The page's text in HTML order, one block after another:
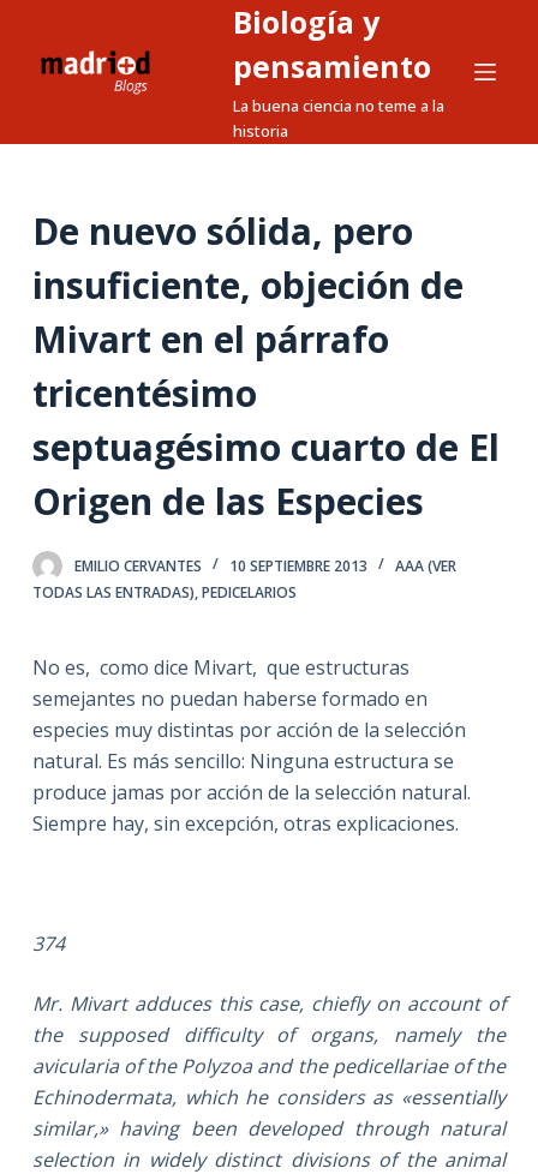
a
Biología y
pensamiento
La buena ciencia no teme a la
historia
De nuevo sólida, pero
insuficiente, objeción de
Mivart en el párrafo
tricentésimo
septuagésimo cuarto de El
Origen de las Especies
EMILIO CERVANTES 10 SEPTIEMBRE 2013
AAA (VER
TODAS LAS ENTRADAS),PEDICELARIOS
No es, como dice Mivart, que estructuras
semejantes no puedan haberse formado en
especies muy distintas por acción de la selección
natural. Es más sencillo: Ninguna estructura se
produce jamas por acción de la selección natural.
Siempre hay, sin excepción, otras explicaciones.
374
Mr. Mivart adduces this case, chiefly on account of
the supposed difficulty of organs, namely the
avicularia of the Polyzoa and the pedicellariae of the
Echinodermata, which he considers as «essentially
similar,» having been developed through natural
selection in widely distinct divisions of the animal